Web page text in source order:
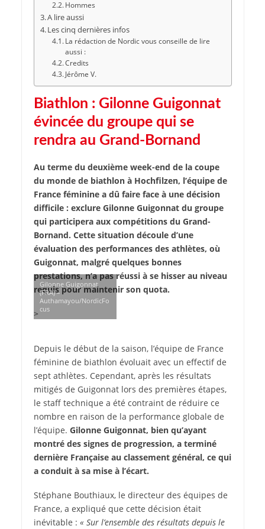
Hommes
A lire aussi
Les cinq dernières infos
La rédaction de Nordic vous conseille de lire
aussi :
Credits
Jérôme V.
Biathlon : Gilonne Guigonnat
évincée du groupe qui se
rendra au Grand-Bornand
Au terme du deuxième week-end de la coupe
du monde de biathlon à Hochfilzen, l’équipe de
France féminine a dû faire face à une décision
difficile : exclure Gilonne Guigonnat du groupe
qui participera aux compétitions du Grand-
Bornand. Cette situation découle d’une
évaluation des performances des athlètes, où
Guigonnat, malgré quelques bonnes
prestations, n’a pas réussi à se hisser au niveau
requis pour maintenir son quota.
>
Gilonne Guigonnat
(FRA) –
Authamayou/NordicFo
cus
Depuis le début de la saison, l’équipe de France
féminine de biathlon évoluait avec un effectif de
sept athlètes. Cependant, après les résultats
mitigés de Guigonnat lors des premières étapes,
le staff technique a été contraint de réduire ce
nombre en raison de la performance globale de
l’équipe. Gilonne Guigonnat, bien qu’ayant
montré des signes de progression, a terminé
dernière Française au classement général, ce qui
a conduit à sa mise à l’écart.
Stéphane Bouthiaux, le directeur des équipes de
France, a expliqué que cette décision était
inévitable : « Sur l’ensemble des résultats depuis le